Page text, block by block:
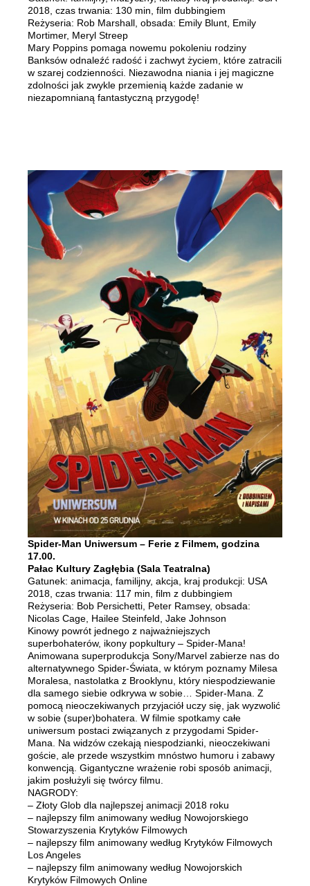
2018, czas trwania: 130 min, film dubbingiem
Reżyseria: Rob Marshall, obsada: Emily Blunt, Emily
Mortimer, Meryl Streep
Mary Poppins pomaga nowemu pokoleniu rodziny
Banksów odnaleźć radość i zachwyt życiem, które zatracili
w szarej codzienności. Niezawodna niania i jej magiczne
zdolności jak zwykle przemienią każde zadanie w
niezapomnianą fantastyczną przygodę!
Spider-Man Uniwersum – Ferie z Filmem, godzina
17.00.
Pałac Kultury Zagłębia (Sala Teatralna)
Gatunek: animacja, familijny, akcja, kraj produkcji: USA
2018, czas trwania: 117 min, film z dubbingiem
Reżyseria: Bob Persichetti, Peter Ramsey, obsada:
Nicolas Cage, Hailee Steinfeld, Jake Johnson
Kinowy powrót jednego z najważniejszych
superbohaterów, ikony popkultury – Spider-Mana!
Animowana superprodukcja Sony/Marvel zabierze nas do
alternatywnego Spider-Świata, w którym poznamy Milesa
Moralesa, nastolatka z Brooklynu, który niespodziewanie
dla samego siebie odkrywa w sobie… Spider-Mana. Z
pomocą nieoczekiwanych przyjaciół uczy się, jak wyzwolić
w sobie (super)bohatera. W filmie spotkamy całe
uniwersum postaci związanych z przygodami Spider-
Mana. Na widzów czekają niespodzianki, nieoczekiwani
goście, ale przede wszystkim mnóstwo humoru i zabawy
konwencją. Gigantyczne wrażenie robi sposób animacji,
jakim posłużyli się twórcy filmu.
NAGRODY:
– Złoty Glob dla najlepszej animacji 2018 roku
– najlepszy film animowany według Nowojorskiego
Stowarzyszenia Krytyków Filmowych
– najlepszy film animowany według Krytyków Filmowych
Los Angeles
– najlepszy film animowany według Nowojorskich
Krytyków Filmowych Online